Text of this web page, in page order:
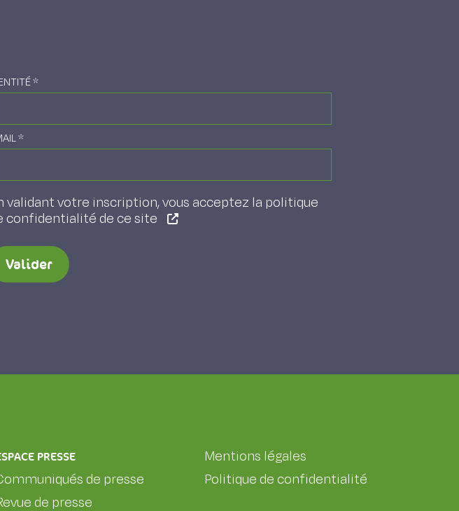
*
*
validant votre inscription, vous acceptez la politique
confidentialité de ce site
Valider
PRESSE
de presse
de presse
Mentions légales
Politique de confidentialité